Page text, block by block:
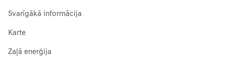
Svarīgākā informācija
Karte
Zaļā enerģija